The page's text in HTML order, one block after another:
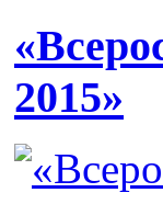
2015»